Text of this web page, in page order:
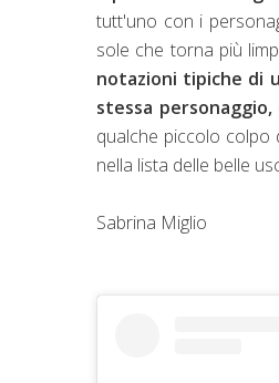
tutt'uno con i
sole che torna più
notazioni tipiche di
stessa
qualche piccolo colpo
nella lista delle belle
Sabrina Miglio